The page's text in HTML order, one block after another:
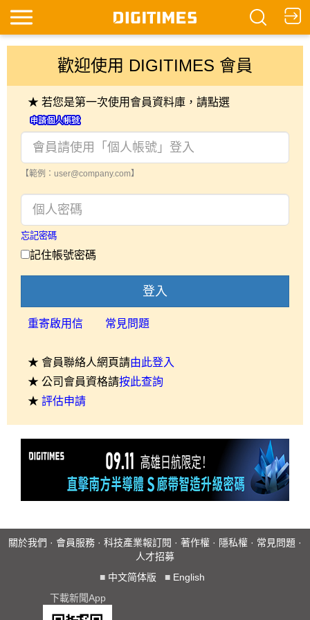
歡迎使用 DIGITIMES 會員
★ 若您是第一次使用會員資料庫，請點選
【範例：user@company.com】
忘記密碼
記住帳號密碼
登入
重寄啟用信 常見問題
★ 會員聯絡人網頁請由此登入
★ 公司會員資格請按此查詢
★ 評估申請
關於我們 · 會員服務 · 科技產業報訂閱 · 著作權 · 隱私權 · 常見問題 ·
人才招募
■ 中文简体版 ■ English
下載新聞App